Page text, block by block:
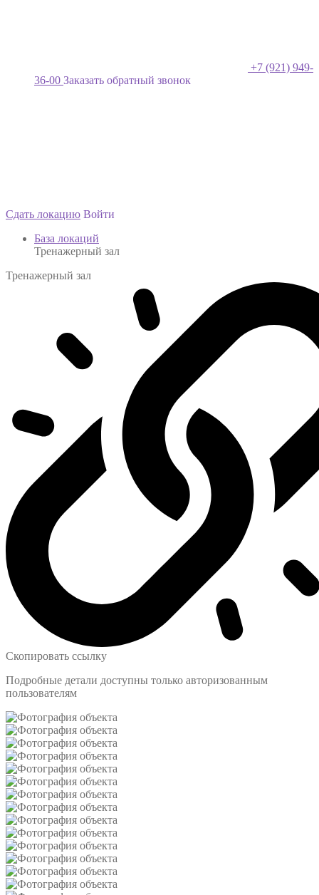
+7 (921) 949-
36-00 Заказать обратный звонок
Сдать локацию Войти
База локаций
Тренажерный зал
Тренажерный зал
Скопировать ссылку
Подробные детали доступны только авторизованным
пользователям